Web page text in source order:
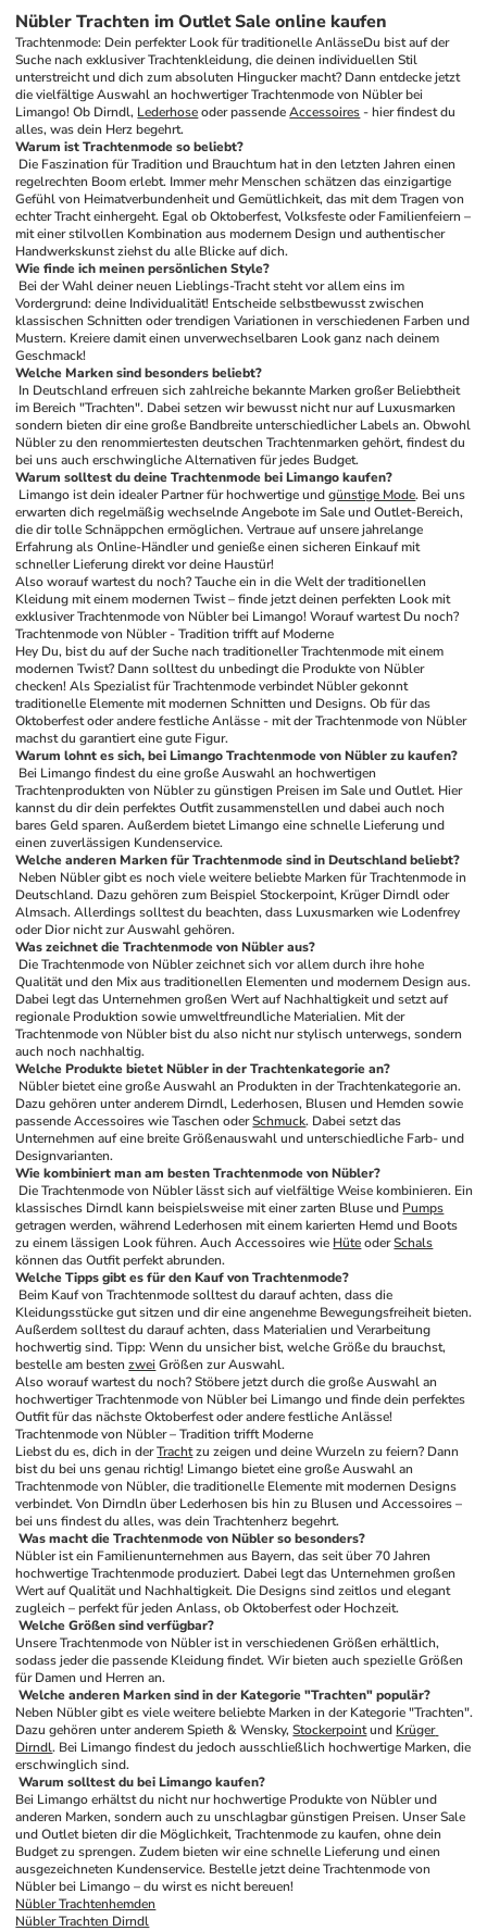
Nübler Trachten im Outlet Sale online kaufen
Trachtenmode: Dein perfekter Look für traditionelle AnlässeDu bist auf der
Suche nach exklusiver Trachtenkleidung, die deinen individuellen Stil
unterstreicht und dich zum absoluten Hingucker macht? Dann entdecke jetzt
die vielfältige Auswahl an hochwertiger Trachtenmode von Nübler bei
Limango! Ob Dirndl, Lederhose oder passende Accessoires - hier findest du
alles, was dein Herz begehrt.
Warum ist Trachtenmode so beliebt?
regelrechten Boom erlebt. Immer mehr Menschen schätzen das einzigartige
Gefühl von Heimatverbundenheit und Gemütlichkeit, das mit dem Tragen von
echter Tracht einhergeht. Egal ob Oktoberfest, Volksfeste oder Familienfeiern –
mit einer stilvollen Kombination aus modernem Design und authentischer
Handwerkskunst ziehst du alle Blicke auf dich.
Wie finde ich meinen persönlichen Style?
Vordergrund: deine Individualität! Entscheide selbstbewusst zwischen
klassischen Schnitten oder trendigen Variationen in verschiedenen Farben und
Mustern. Kreiere damit einen unverwechselbaren Look ganz nach deinem
Geschmack!
Welche Marken sind besonders beliebt?
im Bereich "Trachten". Dabei setzen wir bewusst nicht nur auf Luxusmarken
sondern bieten dir eine große Bandbreite unterschiedlicher Labels an. Obwohl
Nübler zu den renommiertesten deutschen Trachtenmarken gehört, findest du
bei uns auch erschwingliche Alternativen für jedes Budget.
Warum solltest du deine Trachtenmode bei Limango kaufen?
Limango ist dein idealer Partner für hochwertige und günstige Mode. Bei uns
erwarten dich regelmäßig wechselnde Angebote im Sale und Outlet-Bereich,
die dir tolle Schnäppchen ermöglichen. Vertraue auf unsere jahrelange
Erfahrung als Online-Händler und genieße einen sicheren Einkauf mit
schneller Lieferung direkt vor deine Haustür!
Also worauf wartest du noch? Tauche ein in die Welt der traditionellen
Kleidung mit einem modernen Twist – finde jetzt deinen perfekten Look mit
exklusiver Trachtenmode von Nübler bei Limango! Worauf wartest Du noch?
Trachtenmode von Nübler - Tradition trifft auf Moderne
Hey Du, bist du auf der Suche nach traditioneller Trachtenmode mit einem
modernen Twist? Dann solltest du unbedingt die Produkte von Nübler
checken! Als Spezialist für Trachtenmode verbindet Nübler gekonnt
traditionelle Elemente mit modernen Schnitten und Designs. Ob für das
Oktoberfest oder andere festliche Anlässe - mit der Trachtenmode von Nübler
machst du garantiert eine gute Figur.
Warum lohnt es sich, bei Limango Trachtenmode von Nübler zu kaufen?
Trachtenprodukten von Nübler zu günstigen Preisen im Sale und Outlet. Hier
kannst du dir dein perfektes Outfit zusammenstellen und dabei auch noch
bares Geld sparen. Außerdem bietet Limango eine schnelle Lieferung und
einen zuverlässigen Kundenservice.
Welche anderen Marken für Trachtenmode sind in Deutschland beliebt?
Deutschland. Dazu gehören zum Beispiel Stockerpoint, Krüger Dirndl oder
Almsach. Allerdings solltest du beachten, dass Luxusmarken wie Lodenfrey
oder Dior nicht zur Auswahl gehören.
Was zeichnet die Trachtenmode von Nübler aus?
Qualität und den Mix aus traditionellen Elementen und modernem Design aus.
Dabei legt das Unternehmen großen Wert auf Nachhaltigkeit und setzt auf
regionale Produktion sowie umweltfreundliche Materialien. Mit der
Trachtenmode von Nübler bist du also nicht nur stylisch unterwegs, sondern
auch noch nachhaltig.
Welche Produkte bietet Nübler in der Trachtenkategorie an?
Dazu gehören unter anderem Dirndl, Lederhosen, Blusen und Hemden sowie
passende Accessoires wie Taschen oder Schmuck. Dabei setzt das
Unternehmen auf eine breite Größenauswahl und unterschiedliche Farb- und
Designvarianten.
Wie kombiniert man am besten Trachtenmode von Nübler?
klassisches Dirndl kann beispielsweise mit einer zarten Bluse und Pumps
getragen werden, während Lederhosen mit einem karierten Hemd und Boots
zu einem lässigen Look führen. Auch Accessoires wie Hüte oder Schals
können das Outfit perfekt abrunden.
Welche Tipps gibt es für den Kauf von Trachtenmode?
Kleidungsstücke gut sitzen und dir eine angenehme Bewegungsfreiheit bieten.
Außerdem solltest du darauf achten, dass Materialien und Verarbeitung
hochwertig sind. Tipp: Wenn du unsicher bist, welche Größe du brauchst,
bestelle am besten zwei Größen zur Auswahl.
Also worauf wartest du noch? Stöbere jetzt durch die große Auswahl an
hochwertiger Trachtenmode von Nübler bei Limango und finde dein perfektes
Outfit für das nächste Oktoberfest oder andere festliche Anlässe!
Trachtenmode von Nübler – Tradition trifft Moderne
Liebst du es, dich in der Tracht zu zeigen und deine Wurzeln zu feiern? Dann
bist du bei uns genau richtig! Limango bietet eine große Auswahl an
Trachtenmode von Nübler, die traditionelle Elemente mit modernen Designs
verbindet. Von Dirndln über Lederhosen bis hin zu Blusen und Accessoires –
bei uns findest du alles, was dein Trachtenherz begehrt.
Was macht die Trachtenmode von Nübler so besonders?
Nübler ist ein Familienunternehmen aus Bayern, das seit über 70 Jahren
hochwertige Trachtenmode produziert. Dabei legt das Unternehmen großen
Wert auf Qualität und Nachhaltigkeit. Die Designs sind zeitlos und elegant
zugleich – perfekt für jeden Anlass, ob Oktoberfest oder Hochzeit.
Welche Größen sind verfügbar?
Unsere Trachtenmode von Nübler ist in verschiedenen Größen erhältlich,
sodass jeder die passende Kleidung findet. Wir bieten auch spezielle Größen
für Damen und Herren an.
Welche anderen Marken sind in der Kategorie "Trachten" populär?
Neben Nübler gibt es viele weitere beliebte Marken in der Kategorie "Trachten".
Dazu gehören unter anderem Spieth & Wensky, Stockerpoint und Krüger
Dirndl. Bei Limango findest du jedoch ausschließlich hochwertige Marken, die
erschwinglich sind.
Warum solltest du bei Limango kaufen?
Bei Limango erhältst du nicht nur hochwertige Produkte von Nübler und
anderen Marken, sondern auch zu unschlagbar günstigen Preisen. Unser Sale
und Outlet bieten dir die Möglichkeit, Trachtenmode zu kaufen, ohne dein
Budget zu sprengen. Zudem bieten wir eine schnelle Lieferung und einen
ausgezeichneten Kundenservice. Bestelle jetzt deine Trachtenmode von
Nübler bei Limango – du wirst es nicht bereuen!
Nübler Trachtenhemden
Nübler Trachten Dirndl